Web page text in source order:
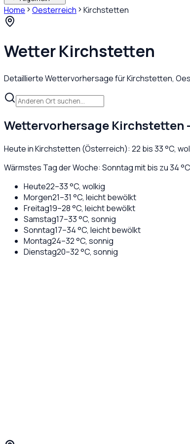
Home Oesterreich Kirchstetten
WetterKirchstetten
Detaillierte Wettervorhersage fürKirchstetten,
Wettervorhersage Kirchstetten
Heute inKirchstetten (Österreich): 22 bis33°C,
Wärmstes Tag der Woche: Sonntag mit bis zu 34
Heute22–33°C, wolkig
Morgen21–31 °C, leicht bewölkt
Freitag19–28°C, leicht bewölkt
Samstag17–33°C, sonnig
Sonntag17–34°C, leicht bewölkt
Montag24–32°C, sonnig
Dienstag20–32°C, sonnig